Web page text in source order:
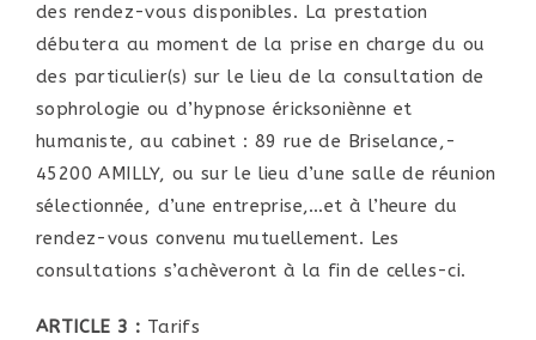
des rendez-vous disponibles. La prestation
débutera au moment de la prise en charge du ou
des particulier(s) sur le lieu de la consultation de
sophrologie ou d’hypnose éricksoniènne et
humaniste, au cabinet : 89 rue de Briselance,-
45200 AMILLY, ou sur le lieu d’une salle de réunion
sélectionnée, d’une entreprise,…et à l’heure du
rendez-vous convenu mutuellement. Les
consultations s’achèveront à la fin de celles-ci.
ARTICLE 3 : Tarifs